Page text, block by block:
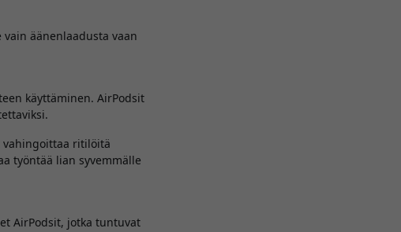
vain äänenlaadusta vaan
käyttäminen. AirPodsit
ritilöitä
työntää lian syvemmälle
AirPodsit, jotka tuntuvat